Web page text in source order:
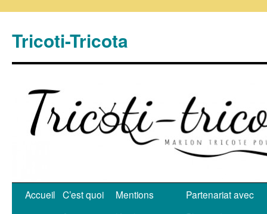
Tricoti-Tricota
Accueil C’est quoi
Mentions
Partenariat avec